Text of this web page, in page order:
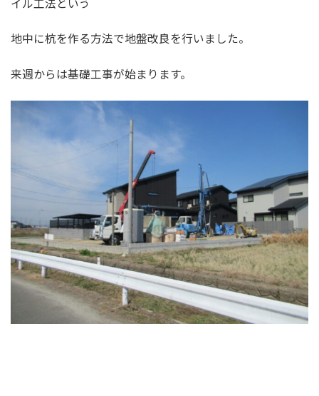
イル工法という
地中に杭を作る方法で地盤改良を行いました。
来週からは基礎工事が始まります。